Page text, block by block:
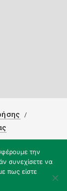
την
συνεχίσετε να
πως είστε